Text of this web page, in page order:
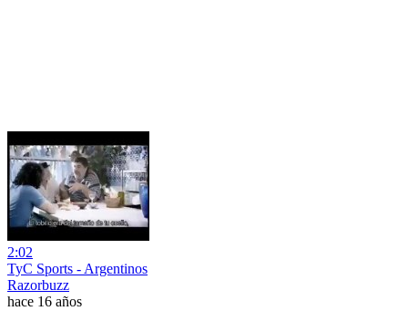
2:02
TyC Sports - Argentinos
Razorbuzz
hace 16 años